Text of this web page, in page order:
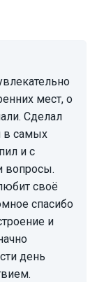
мест, о
Сделал
в самых
и с
вопросы.
своё
спасибо
и
день